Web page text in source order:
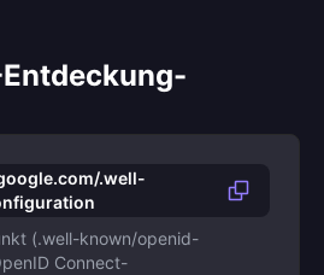
.well-
(.well-known/openid-
Connect-